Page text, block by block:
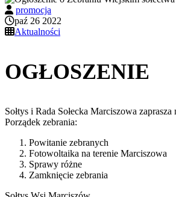
promocja
paź 26 2022
Aktualności
OGŁOSZENIE
Sołtys i Rada Sołecka Marciszowa
Porządek zebrania:
Powitanie zebranych
Fotowoltaika na terenie Marciszowa
Sprawy różne
Zamknięcie zebrania